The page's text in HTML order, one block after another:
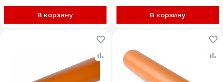
В корзину В корзину